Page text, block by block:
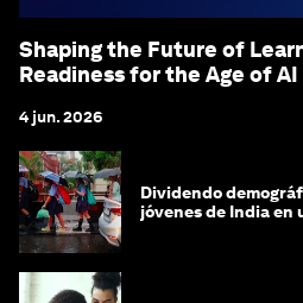
Shaping the Future of
Readiness for the Age of AI
4 jun. 2026
Dividendo
jóvenes de India en